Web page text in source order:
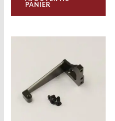
PANIER